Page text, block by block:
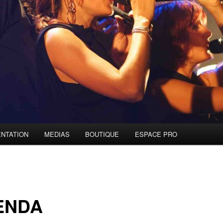
MEDIAS BOUTIQUE ESPACE PRO